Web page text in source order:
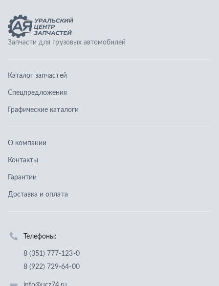
О компании
Контакты
Доставка и оплата
Отправить заявку